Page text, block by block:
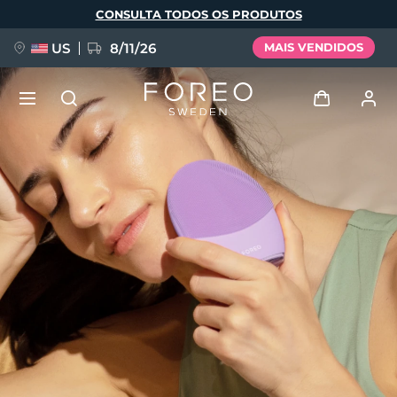
principal
CONSULTA TODOS OS PRODUTOS
US 8/11/26 MAIS VENDIDOS
Perfil de usuário
Meus aparelhos
Meus pedidos
Meus endereços
As minhas subscrições
NOVIDADE
FAQ™ Pure Beauty-Tech Elixir
BREAKING NEWS
issa™ Teeth Whitening Set
Idioma
English Deutsch
Español
Français
Italiano
Português
Svenska
Русский
Türkçe
简体中文 繁體中文